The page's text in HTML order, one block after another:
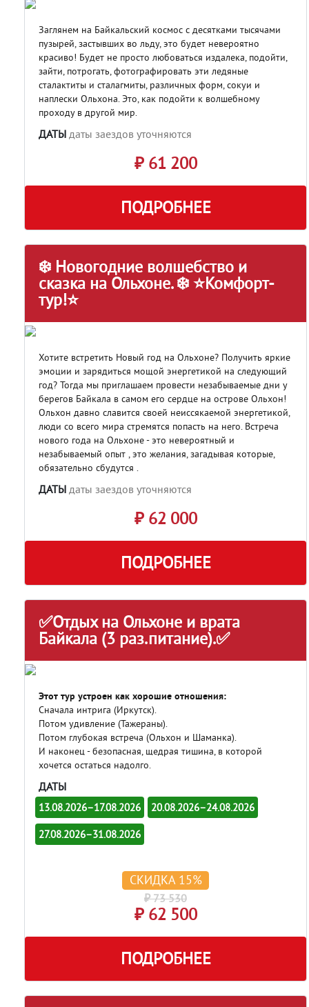
Заглянем на Байкальский космос с десятками тысячами
пузырей, застывших во льду, это будет невероятно
красиво! Будет не просто любоваться издалека, подойти,
зайти, потрогать, фотографировать эти ледяные
сталактиты и сталагмиты, различных форм, сокуи и
наплески Ольхона. Это, как подойти к волшебному
проходу в другой мир.
ДАТЫ даты заездов уточняются
₽ 61 200
ПОДРОБНЕЕ
❄️ Новогодние волшебство и
сказка на Ольхоне. ❄️ ⭐Комфорт-
тур!⭐
Хотите встретить Новый год на Ольхоне? Получить яркие
эмоции и зарядиться мощой энергетикой на следующий
год? Тогда мы приглашаем провести незабываемые дни у
берегов Байкала в самом его сердце на острове Ольхон!
Ольхон давно славится своей неиссякаемой энергетикой,
люди со всего мира стремятся попасть на него. Встреча
нового года на Ольхоне - это невероятный и
незабываемый опыт , это желания, загадывая которые,
обязательно сбудутся .
ДАТЫ даты заездов уточняются
₽ 62 000
ПОДРОБНЕЕ
✅Отдых на Ольхоне и врата
Байкала (3 раз.питание).✅
Этот тур устроен как хорошие отношения:
Сначала интрига (Иркутск).
Потом удивление (Тажераны).
Потом глубокая встреча (Ольхон и Шаманка).
И наконец - безопасная, щедрая тишина, в которой
хочется остаться надолго.
ДАТЫ
13.08.2026–17.08.2026 20.08.2026–24.08.2026
27.08.2026–31.08.2026
СКИДКА 15%
₽ 73 530
₽ 62 500
ПОДРОБНЕЕ